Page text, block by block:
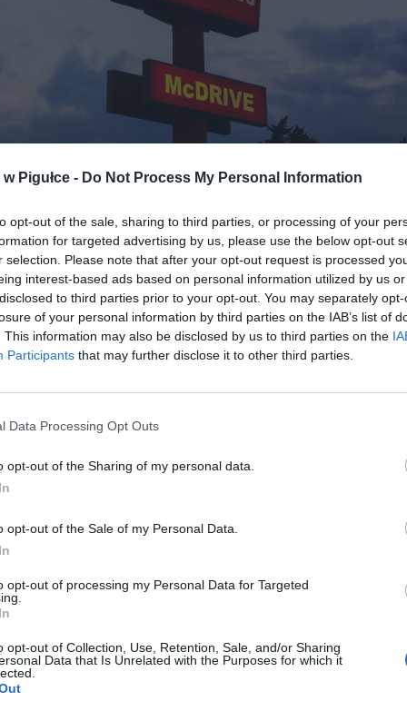
Pigułce - Do Not Process My Personal Information
opt-out of the sale, sharing to third parties, or processing of your
for targeted advertising by us, please use the below opt-out
selection. Please note that after your opt-out request is processed
interest-based ads based on personal information utilized by us
to third parties prior to your opt-out. You may separately
of your personal information by third parties on the IAB’s list of
This information may also be disclosed by us to third parties on the
Participants that may further disclose it to other third parties.
Data Processing Opt Outs
opt-out of the Sharing of my personal data.
opt-out of the Sale of my Personal Data.
opt-out of processing my Personal Data for Targeted
opt-out of Collection, Use, Retention, Sale, and/or Sharing
Data that Is Unrelated with the Purposes for which it
Fot. Pixabay
którym mieści się obecnie restauracja McDonald’s, jest w
firmy Auto Fus Group. Spółka planuje otwarcie w tym
premium wraz z zapleczem serwisowym. To diametralna
tego miejsca, które przez lata kojarzyło się mieszkańcom
głównie z fast foodem.
ad
RÓWNIEŻ:
zmieni ważny limit od marca 2027 roku. Policzyliśmy, ile
senior przy emeryturze 2200, 2400, 2600 i 2700 zł